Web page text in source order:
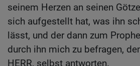
seinem Herzen an seinen
sich aufgestellt hat, was ihn
lässt, und der dann zum
durch ihn mich zu befragen,
HERR, selbst antworten.